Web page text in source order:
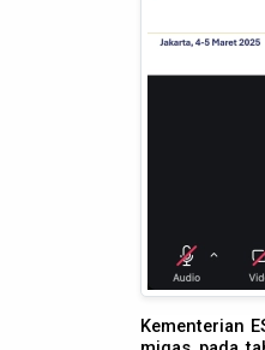
Kementerian